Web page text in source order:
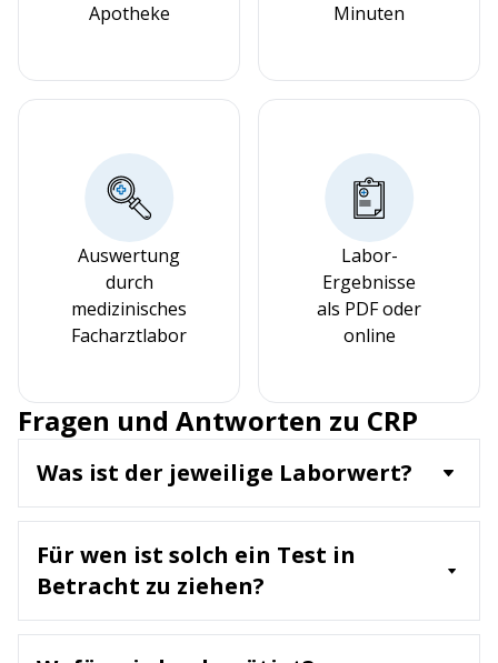
Apotheke
Minuten
Auswertung
durch
medizinisches
Facharztlabor
Labor-
Ergebnisse
als PDF oder
online
Fragen und Antworten zu CRP
Was ist der jeweilige Laborwert?
CRP ist ein Akut-Phase-Protein, das in der Leber
produziert wird und bei Entzündungen
oder Infektionen im Körper ansteigt. Der
Laborwert misst die Konzentration von CRP im
entzündliche Prozess
Für wen ist solch ein Test in
Betracht zu ziehen?
Ein CRP-Test wird empfohlen für:
• Menschen mit Symptomen wie Fieber,